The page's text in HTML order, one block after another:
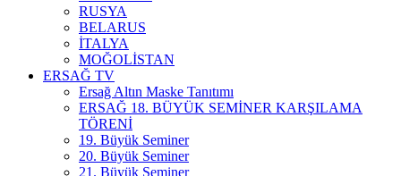
RUSYA
BELARUS
İTALYA
MOĞOLİSTAN
ERSAĞ TV
Ersağ Altın Maske Tanıtımı
ERSAĞ 18. BÜYÜK SEMİNER KARŞILAMA
TÖRENİ
19. Büyük Seminer
20. Büyük Seminer
21. Büyük Seminer